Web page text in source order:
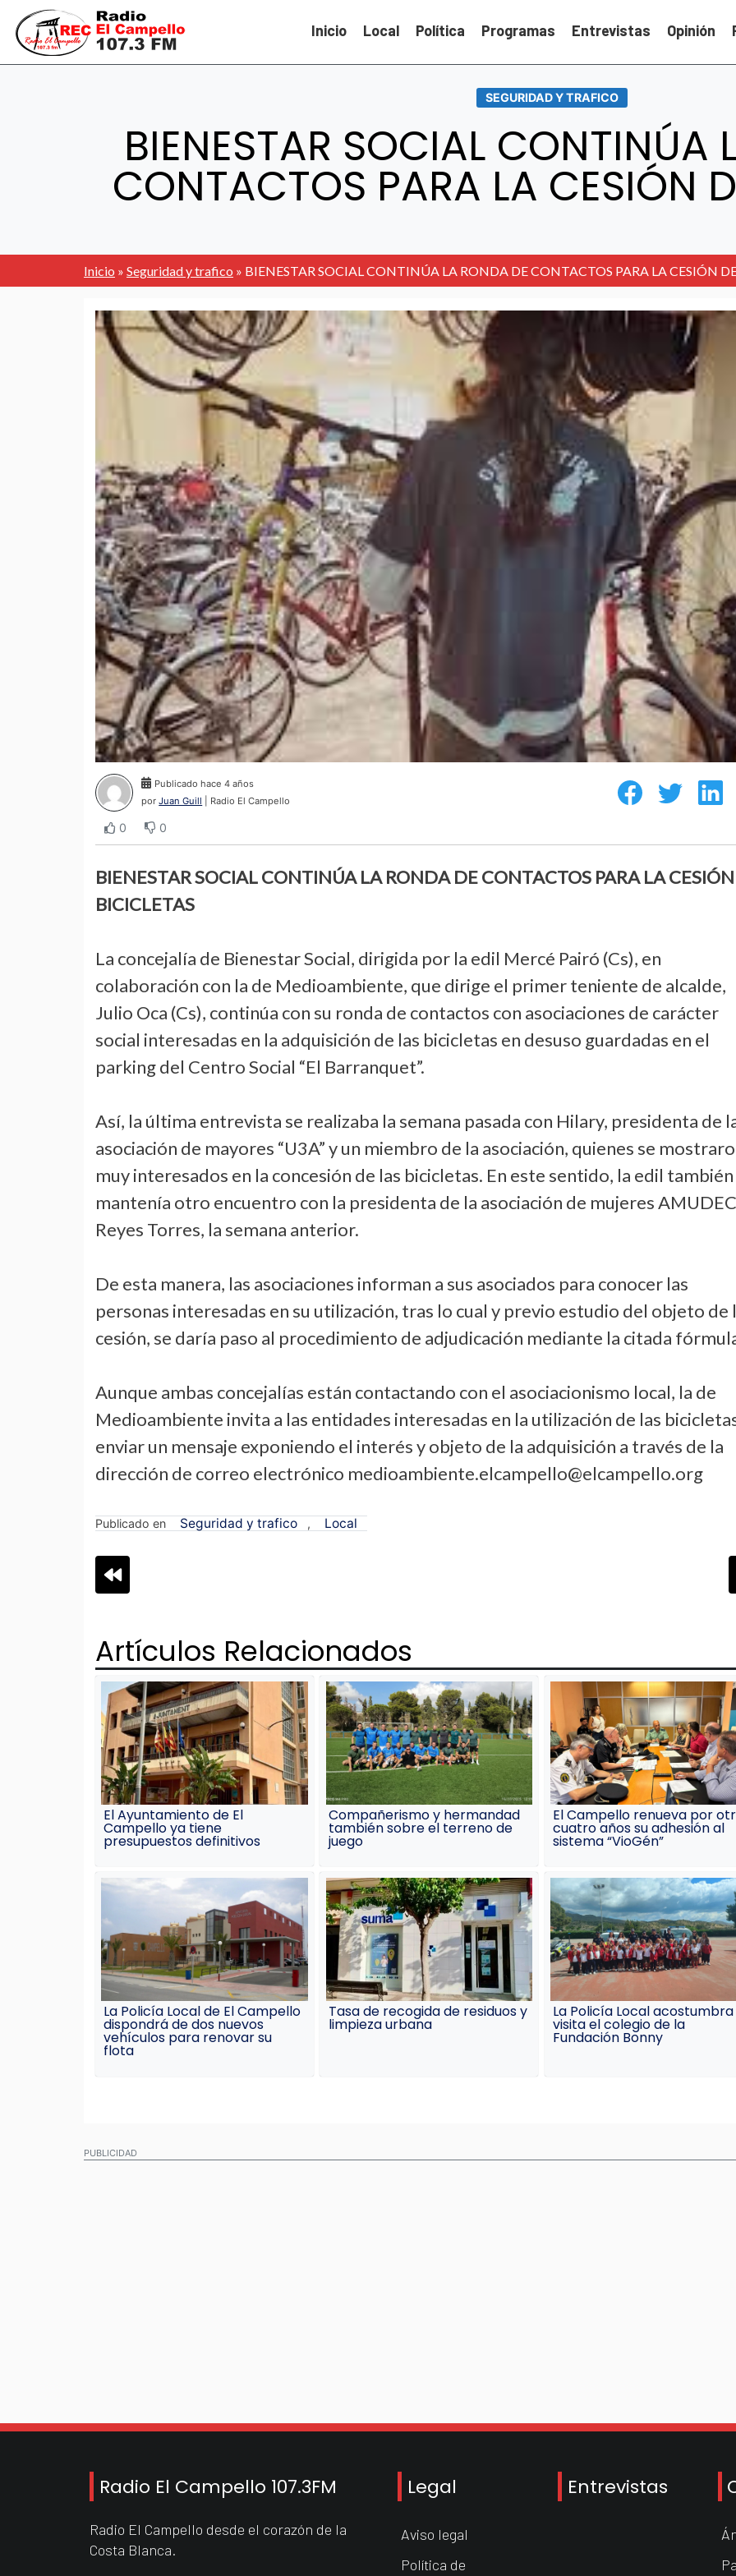
Inicio Local Política Programas Entrevistas Opinión
SEGURIDAD Y TRAFICO
BIENESTAR SOCIAL CONTINÚA
CONTACTOS PARA LA CESIÓN
Inicio » Seguridad y trafico » BIENESTAR SOCIAL CONTINÚA LA RONDA DE CONTACTOS PARA LA CESIÓN
Publicado hace 4 años
porJuan Guill | Radio El Campello
0 0
BIENESTAR SOCIAL CONTINÚA LA RONDA DE CONTACTOS PARA LA
BICICLETAS
La concejalía de Bienestar Social, dirigida por la edil Mercé Pairó (Cs), en
colaboración con la de Medioambiente, que dirige el primer teniente de alcalde,
Julio Oca (Cs), continúa con su ronda de contactos con asociaciones de carácter
social interesadas en la adquisición de las bicicletas en desuso guardadas en el
parking del Centro Social “El Barranquet”.
Así, la última entrevista se realizaba la semana pasada con Hilary, presidenta de
asociación de mayores “U3A” y un miembro de la asociación, quienes se
muy interesados en la concesión de las bicicletas. En este sentido, la edil también
mantenía otro encuentro con la presidenta de la asociación de mujeres
Reyes Torres, la semana anterior.
De esta manera, las asociaciones informan a sus asociados para conocer las
personas interesadas en su utilización, tras lo cual y previo estudio del objeto de
cesión, se daría paso al procedimiento de adjudicación mediante la citada
Aunque ambas concejalías están contactando con el asociacionismo local, la de
Medioambiente invita a las entidades interesadas en la utilización de las
enviar un mensaje exponiendo el interés y objeto de la adquisición a través de la
dirección de correo electrónico medioambiente.elcampello@elcampello.org
Publicado en Seguridad y trafico , Local
Navegación
de
entradas
Artículos Relacionados
El Ayuntamiento de El
Campello ya tiene
presupuestos definitivos
Compañerismo y hermandad
también sobre el terreno de
juego
El Campello renueva por
cuatro años su adhesión al
sistema “VioGén”
La Policía Local de El Campello
dispondrá de dos nuevos
vehículos para renovar su
flota
Tasa de recogida de residuos y
limpieza urbana
La Policía Local acostumbra
visita el colegio de la
Fundación Bonny
PUBLICIDAD
Radio El Campello 107.3FM
Radio El Campello desde el corazón de la
Costa Blanca.
Legal
Aviso legal
Política de
Entrevistas